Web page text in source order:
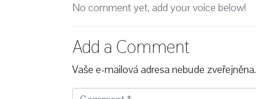
No comment yet, add your voice below!
Add a Comment
Vaše e-mailová adresa nebude zveřejněna.